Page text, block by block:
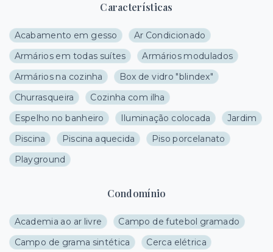
Características
Acabamento em gesso
Ar Condicionado
Armários em todas suítes
Armários modulados
Armários na cozinha
Box de vidro "blindex"
Churrasqueira
Cozinha com ilha
Espelho no banheiro
Iluminação colocada
Jardim
Piscina
Piscina aquecida
Piso porcelanato
Playground
Condomínio
Academia ao ar livre
Campo de futebol gramado
Campo de grama sintética
Cerca elétrica